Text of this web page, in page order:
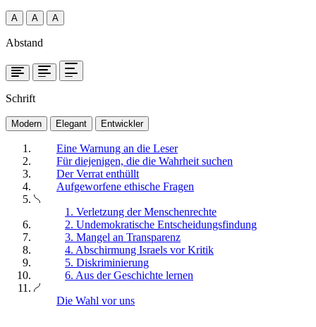
A A A
Abstand
Schrift
Modern Elegant Entwickler
Eine Warnung an die Leser
Für diejenigen, die die Wahrheit suchen
Der Verrat enthüllt
Aufgeworfene ethische Fragen
1. Verletzung der Menschenrechte
2. Undemokratische Entscheidungsfindung
3. Mangel an Transparenz
4. Abschirmung Israels vor Kritik
5. Diskriminierung
6. Aus der Geschichte lernen
Die Wahl vor uns